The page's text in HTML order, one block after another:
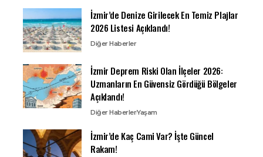
İzmir’de Denize Girilecek En Temiz Plajlar
2026 Listesi Açıklandı!
Diğer Haberler
İzmir Deprem Riski Olan İlçeler 2026:
Uzmanların En Güvensiz Gördüğü Bölgeler
Açıklandı!
Diğer HaberlerYaşam
İzmir’de Kaç Cami Var? İşte Güncel
Rakam!